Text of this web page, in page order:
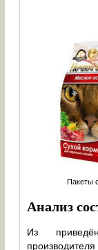
Пакеты
Анализ
Из